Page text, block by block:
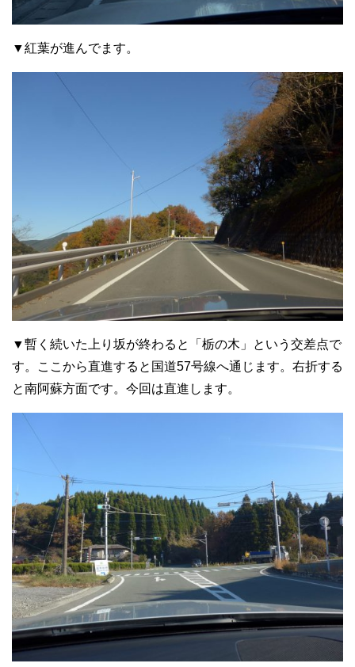
▼紅葉が進んでます。
▼暫く続いた上り坂が終わると「栃の木」という交差点で
す。ここから直進すると国道57号線へ通じます。右折する
と南阿蘇方面です。今回は直進します。